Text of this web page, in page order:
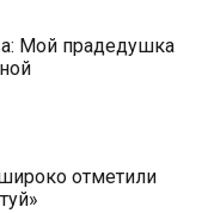
Мой прадедушка
отметили